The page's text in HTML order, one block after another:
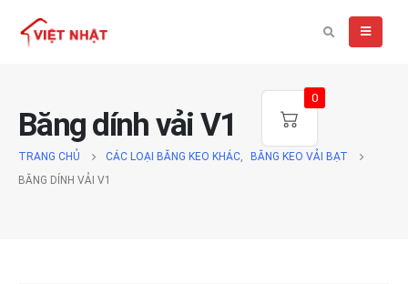
Băng dính vải V1
TRANG CHỦ CÁC LOẠI BĂNG KEO KHÁC,
BĂNG KEO VẢI BẠT
BĂNG DÍNH VẢI V1
0